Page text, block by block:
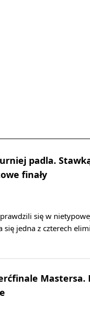
padla.
finały
się w
się jedna z czterech
Mastersa.